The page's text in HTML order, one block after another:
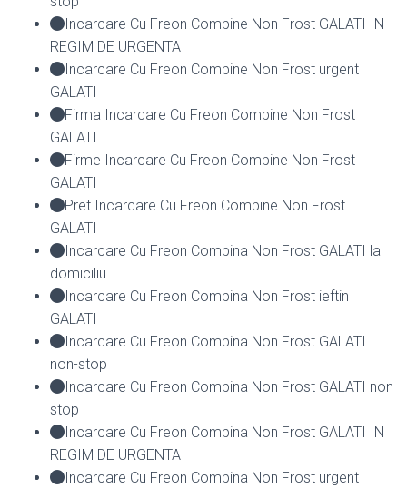
Incarcare Cu Freon Combine Non Frost GALATI IN
REGIM DE URGENTA
Incarcare Cu Freon Combine Non Frost urgent
GALATI
Firma Incarcare Cu Freon Combine Non Frost
GALATI
Firme Incarcare Cu Freon Combine Non Frost
GALATI
Pret Incarcare Cu Freon Combine Non Frost
GALATI
Incarcare Cu Freon Combina Non Frost GALATI la
domiciliu
Incarcare Cu Freon Combina Non Frost ieftin
GALATI
Incarcare Cu Freon Combina Non Frost GALATI
non-stop
Incarcare Cu Freon Combina Non Frost GALATI non
stop
Incarcare Cu Freon Combina Non Frost GALATI IN
REGIM DE URGENTA
Incarcare Cu Freon Combina Non Frost urgent